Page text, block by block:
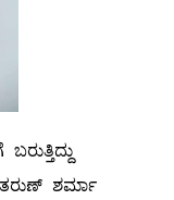
ಶರ್ಮಾ